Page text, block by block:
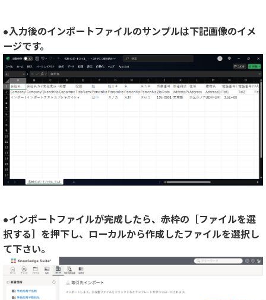
●入力後のインポートファイルのサンプルは下記画像のイメ
ージです。
●インポートファイルが完成したら、赤枠の［ファイルを選
択する］を押下し、ローカルから作成したファイルを選択し
て下さい。